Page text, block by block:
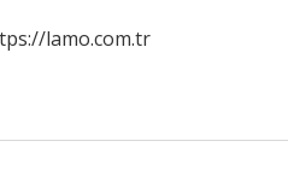
lamo.com.tr